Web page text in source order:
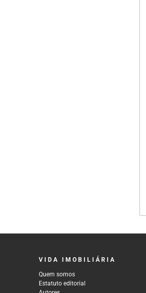
VIDA IMOBILIÁRIA
Quem somos
Estatuto editorial